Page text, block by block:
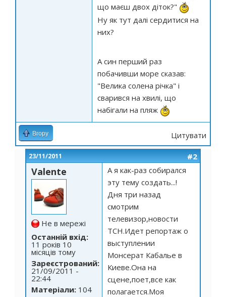
що маєш двох діток?"
Ну як тут далі сердитися на
них?
А син перший раз
побачивши море сказав:
"Велика солена річка" і
сварився на хвилі, що
набігали на пляж
Вгору Цитувати
23/11/2011 #2
Valente
Не в мережі
Останній вхід:
11 років 10
місяців тому
Зареєстрований:
21/09/2011 -
22:44
Матеріали: 104
А я как-раз собирался
эту тему создать...!
Дня три назад
смотрим
телевизор,новости
ТСН.Идет репортаж о
выступлении
Монсерат Кабалье в
Киеве.Она на
сцене,поет,все как
полагается.Моя